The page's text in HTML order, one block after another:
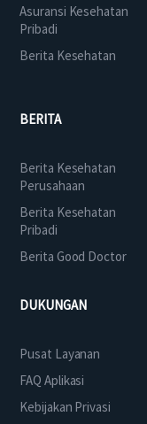
Asuransi Kesehatan
Pribadi
Berita Kesehatan
BERITA
Berita Kesehatan
Perusahaan
Berita Kesehatan
Pribadi
Berita Good Doctor
DUKUNGAN
Pusat Layanan
FAQ Aplikasi
Kebijakan Privasi